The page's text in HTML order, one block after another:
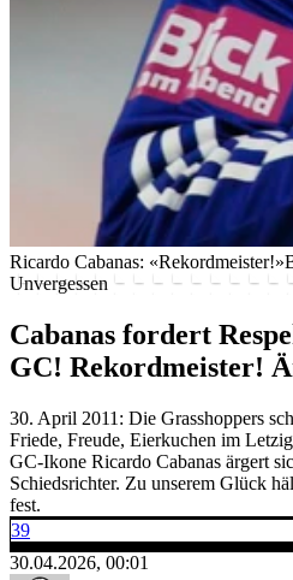
Ricardo Cabanas: «Rekordmeister!»
Unvergessen
Cabanas fordert
GC! Rekordmeister!
30. April 2011: Die Grasshoppers
Friede, Freude, Eierkuchen im
GC-Ikone Ricardo Cabanas ärgert
Schiedsrichter. Zu unserem Glück
fest.
39
30.04.2026, 00:01